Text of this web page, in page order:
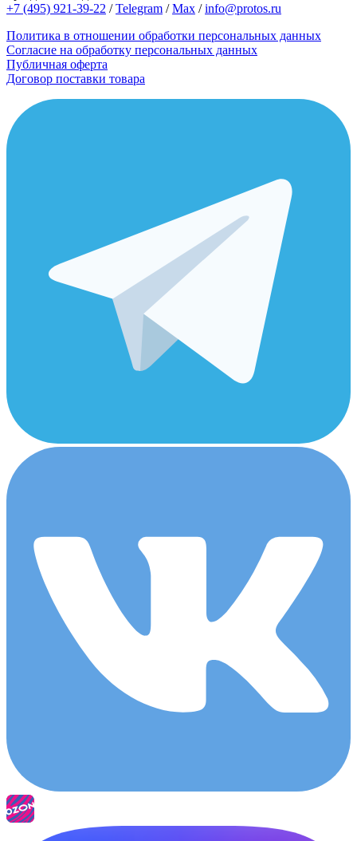
+7 (495) 921-39-22 /Telegram /Max /info@protos.ru
Политика в отношении обработки персональных данных
Согласие на обработку персональных данных
Публичная оферта
Договор поставки товара